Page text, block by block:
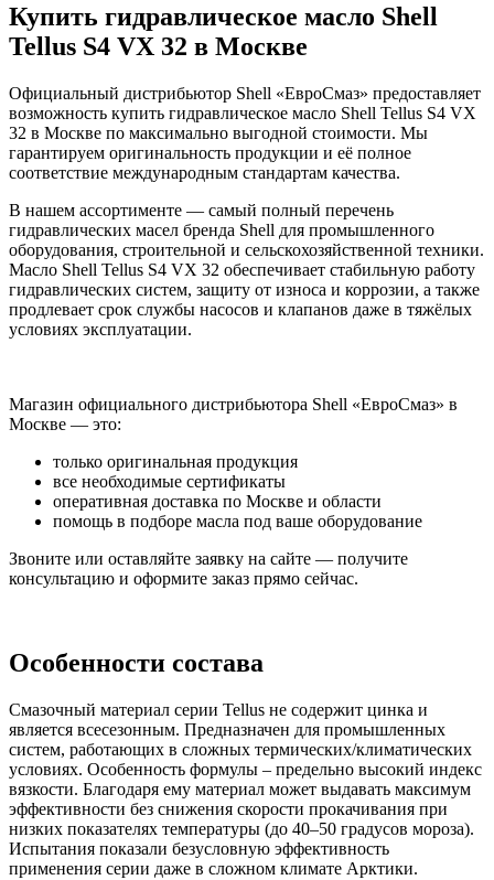
Купить гидравлическое масло Shell
Tellus S4 VX 32 в Москве
Официальный дистрибьютор Shell «ЕвроСмаз» предоставляет
возможность купить гидравлическое масло Shell Tellus S4 VX
32 в Москве по максимально выгодной стоимости. Мы
гарантируем оригинальность продукции и её полное
соответствие международным стандартам качества.
В нашем ассортименте — самый полный перечень
гидравлических масел бренда Shell для промышленного
оборудования, строительной и сельскохозяйственной техники.
Масло Shell Tellus S4 VX 32 обеспечивает стабильную работу
гидравлических систем, защиту от износа и коррозии, а также
продлевает срок службы насосов и клапанов даже в тяжёлых
условиях эксплуатации.
Магазин официального дистрибьютора Shell «ЕвроСмаз» в
Москве — это:
только оригинальная продукция
все необходимые сертификаты
оперативная доставка по Москве и области
помощь в подборе масла под ваше оборудование
Звоните или оставляйте заявку на сайте — получите
консультацию и оформите заказ прямо сейчас.
Особенности состава
Смазочный материал серии Tellus не содержит цинка и
является всесезонным. Предназначен для промышленных
систем, работающих в сложных термических/климатических
условиях. Особенность формулы – предельно высокий индекс
вязкости. Благодаря ему материал может выдавать максимум
эффективности без снижения скорости прокачивания при
низких показателях температуры (до 40–50 градусов мороза).
Испытания показали безусловную эффективность
применения серии даже в сложном климате Арктики.